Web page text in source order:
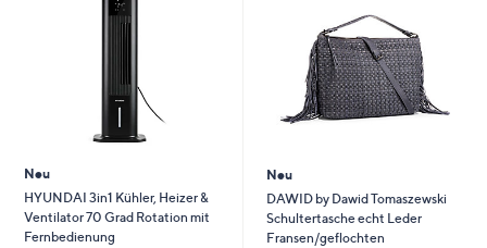
Neu
HYUNDAI 3in1 Kühler, Heizer &
Ventilator 70 Grad Rotation mit
Fernbedienung
Neu
DAWID by Dawid Tomaszewski
Schultertasche echt Leder
Fransen/geflochten